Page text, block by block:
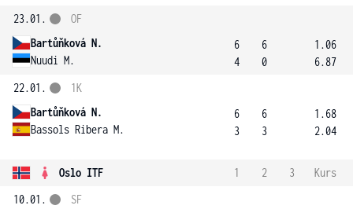
23.01.
Bartůňková N.
Nuudi M.
OF
6
4
6
0
1.06
6.87
22.01.
Bartůňková N.
Bassols Ribera M.
1K
6
3
6
3
1.68
2.04
Oslo ITF 1 2 3
Kurs
10.01.
SF